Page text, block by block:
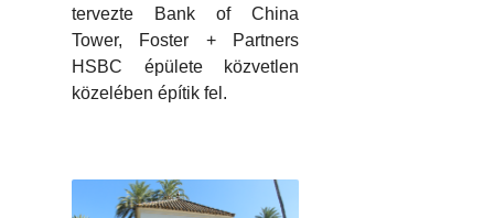
tervezte Bank of China
Tower, Foster + Partners
HSBC épülete közvetlen
közelében építik fel.